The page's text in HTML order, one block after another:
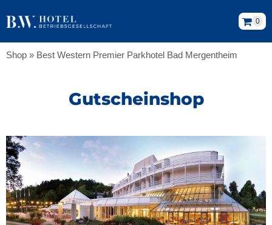
0
Shop » Best Western Premier Parkhotel Bad Mergentheim
Gutscheinshop